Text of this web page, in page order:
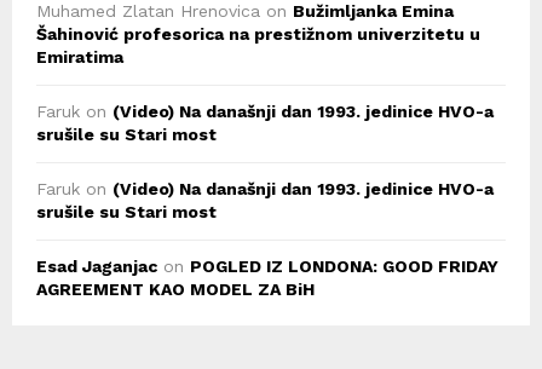
Muhamed Zlatan Hrenovica on Bužimljanka Emina
Šahinović profesorica na prestižnom univerzitetu u
Emiratima
Faruk on (Video) Na današnji dan 1993. jedinice HVO-a
srušile su Stari most
Faruk on (Video) Na današnji dan 1993. jedinice HVO-a
srušile su Stari most
Esad Jaganjac on POGLED IZ LONDONA: GOOD FRIDAY
AGREEMENT KAO MODEL ZA BiH